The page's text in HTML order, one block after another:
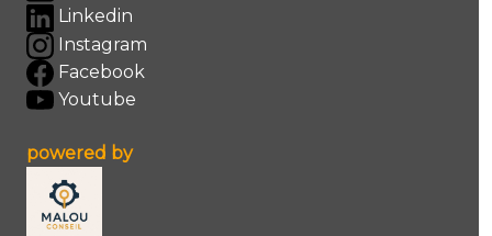
Linkedin
Instagram
Facebook
Youtube
powered by